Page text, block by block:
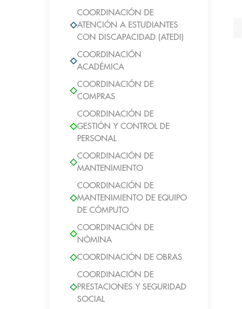
COORDINACIÓN DE
ATENCIÓN A ESTUDIANTES
CON DISCAPACIDAD (ATEDI)
COORDINACIÓN
ACADÉMICA
COORDINACIÓN DE
COMPRAS
COORDINACIÓN DE
GESTIÓN Y CONTROL DE
PERSONAL
COORDINACIÓN DE
MANTENIMIENTO
COORDINACIÓN DE
MANTENIMIENTO DE EQUIPO
DE CÓMPUTO
COORDINACIÓN DE
NÓMINA
COORDINACIÓN DE OBRAS
COORDINACIÓN DE
PRESTACIONES Y SEGURIDAD
SOCIAL